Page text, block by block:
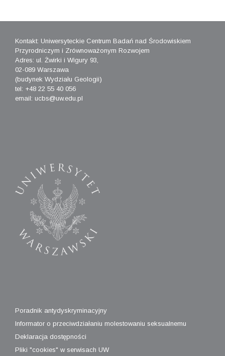
Kontakt: Uniwersyteckie Centrum Badań nad Środowiskiem
Przyrodniczym i Zrównoważonym Rozwojem
Adres: ul. Żwirki i Wigury 93,
02-089 Warszawa
(budynek Wydziału Geologii)
tel: +48 22 55 40 056
email: ucbs@uw.edu.pl
Poradnik antydyskryminacyjny
Informator o przeciwdziałaniu molestowaniu seksualnemu
Deklaracja dostępności
Pliki "cookies" w serwisach UW